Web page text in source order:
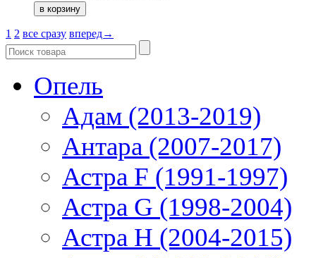
1 2 все сразу вперед→
Опель
Адам (2013-2019)
Антара (2007-2017)
Астра F (1991-1997)
Астра G (1998-2004)
Астра H (2004-2015)